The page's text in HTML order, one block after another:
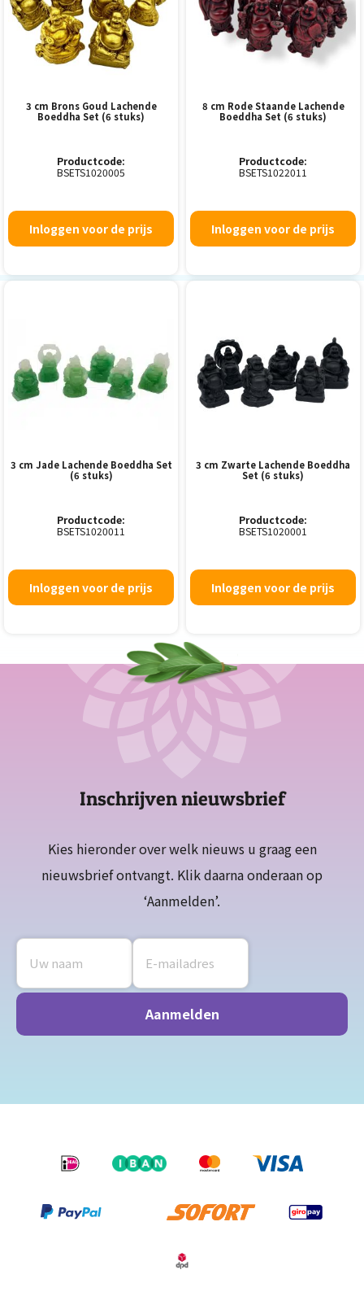
3 cm Brons Goud Lachende
Boeddha Set (6 stuks)
Productcode:
BSETS1020005
Inloggen voor de prijs
8 cm Rode Staande Lachende
Boeddha Set (6 stuks)
Productcode:
BSETS1022011
Inloggen voor de prijs
3 cm Jade Lachende Boeddha Set
(6 stuks)
Productcode:
BSETS1020011
Inloggen voor de prijs
3 cm Zwarte Lachende Boeddha
Set (6 stuks)
Productcode:
BSETS1020001
Inloggen voor de prijs
Inschrijven nieuwsbrief
Kies hieronder over welk nieuws u graag een
nieuwsbrief ontvangt. Klik daarna onderaan op
‘Aanmelden’.
Aanmelden